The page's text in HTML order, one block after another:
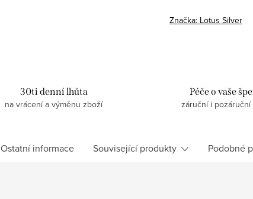
Značka: Lotus Silver
30ti denní lhůta
na vrácení a výměnu zboží
Péče o vaše
záruční i pozáruční
Ostatní informace Související produkty Podobné